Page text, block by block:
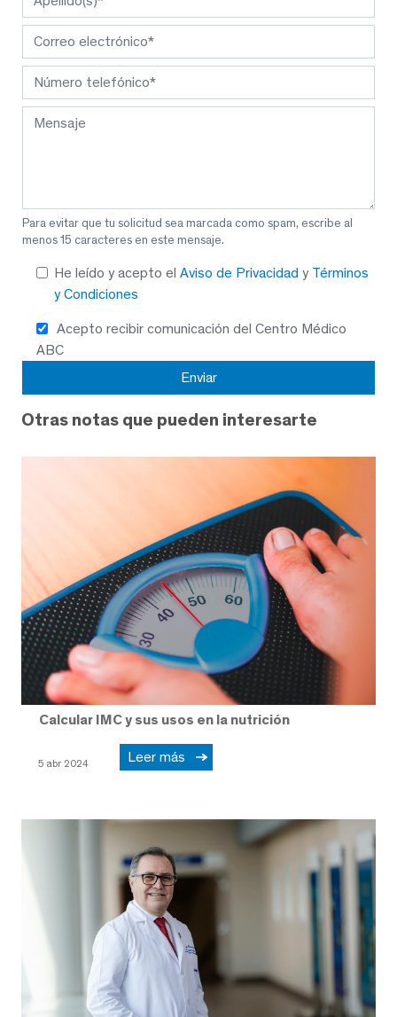
Para evitar que tu solicitud sea marcada como spam, escribe al
menos 15 caracteres en este mensaje.
He leído y acepto el Aviso de Privacidad y Términos
y Condiciones
Acepto recibir comunicación del Centro Médico
ABC
Otras notas que pueden interesarte
Calcular IMC y sus usos en la nutrición
5 abr 2024 Leer más